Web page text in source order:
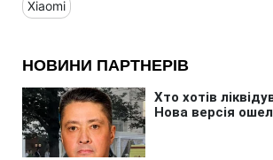
Xiaomi